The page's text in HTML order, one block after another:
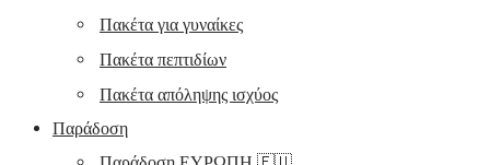
Πακέτα για γυναίκες
Πακέτα πεπτιδίων
Πακέτα απόληψης ισχύος
Παράδοση